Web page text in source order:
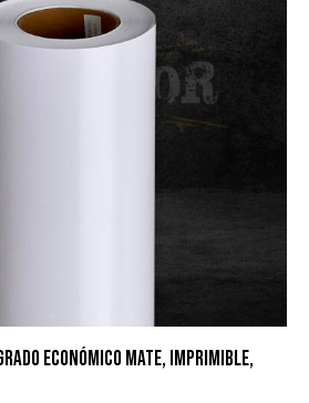
ECONÓMICO MATE, IMPRIMIBLE,